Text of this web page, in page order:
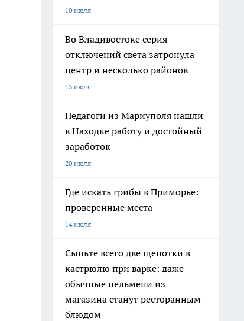
10 июля
Во Владивостоке серия
отключений света затронула
центр и несколько районов
13 июля
Педагоги из Мариуполя нашли
в Находке работу и достойный
заработок
20 июля
Где искать грибы в Приморье:
проверенные места
14 июля
Сыпьте всего две щепотки в
кастрюлю при варке: даже
обычные пельмени из
магазина станут ресторанным
блюдом